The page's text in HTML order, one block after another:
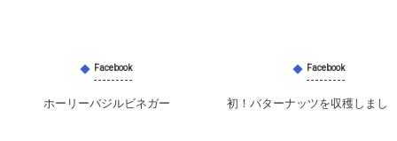
Facebook
ホーリーバジルビネガー
Facebook
初！バターナッツを収穫しまし